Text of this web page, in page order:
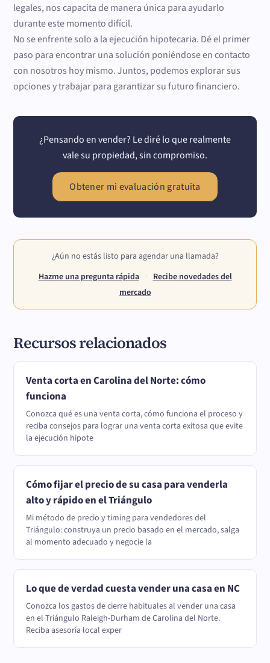
legales, nos capacita de manera única para ayudarlo
durante este momento difícil.
No se enfrente solo a la ejecución hipotecaria. Dé el primer
paso para encontrar una solución poniéndose en contacto
con nosotros hoy mismo. Juntos, podemos explorar sus
opciones y trabajar para garantizar su futuro financiero.
¿Pensando en vender? Le diré lo que realmente
vale su propiedad, sin compromiso.
Obtener mi evaluación gratuita
¿Aún no estás listo para agendar una llamada?
Hazme una pregunta rápida · Recibe novedades del
mercado
Recursos relacionados
Venta corta en Carolina del Norte: cómo
funciona
Conozca qué es una venta corta, cómo funciona el proceso y
reciba consejos para lograr una venta corta exitosa que evite
la ejecución hipote
Cómo fijar el precio de su casa para venderla
alto y rápido en el Triángulo
Mi método de precio y timing para vendedores del
Triángulo: construya un precio basado en el mercado, salga
al momento adecuado y negocie la
Lo que de verdad cuesta vender una casa en NC
Conozca los gastos de cierre habituales al vender una casa
en el Triángulo Raleigh-Durham de Carolina del Norte.
Reciba asesoría local exper